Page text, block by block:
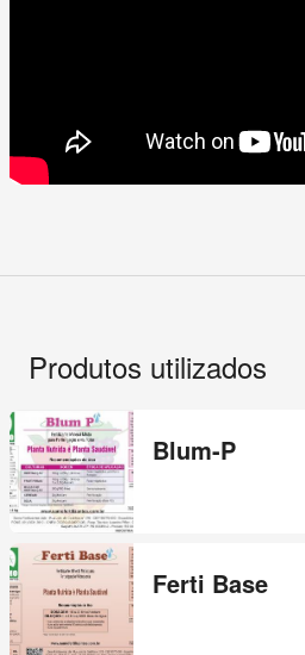
Produtos utilizados
Blum-P
Ferti Base